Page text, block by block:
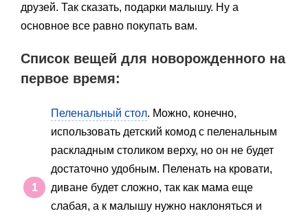
друзей. Так сказать, подарки малышу. Ну а
основное все равно покупать вам.
Список вещей для новорожденного на
первое время:
Пеленальный стол. Можно, конечно,
использовать детский комод с пеленальным
раскладным столиком верху, но он не будет
достаточно удобным. Пеленать на кровати,
диване будет сложно, так как мама еще
слабая, а к малышу нужно наклоняться и